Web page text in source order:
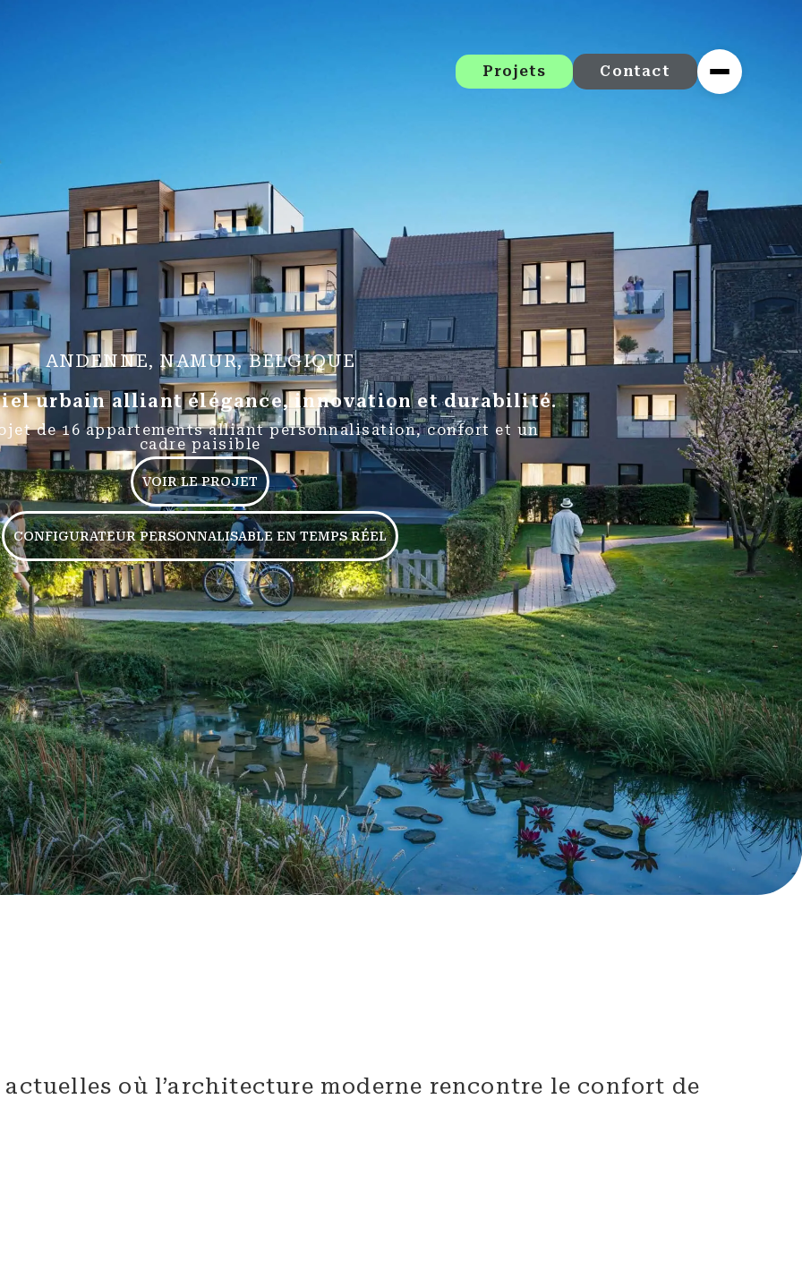
Projets Contact
ANDENNE, NAMUR, BELGIQUE
urbain alliant élégance, innovation et durabilité.
de 16 appartements alliant personnalisation, confort et un
cadre paisible
VOIR LE PROJET
CONFIGURATEUR PERSONNALISABLE EN TEMPS RÉEL
où l’architecture moderne rencontre le confort de